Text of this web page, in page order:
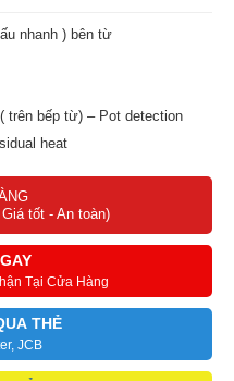
nhanh ) bên từ
trên bếp từ) – Pot detection
heat
tốt - An toàn)
Tại Cửa Hàng
THẺ
JCB